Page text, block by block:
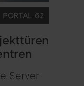
PORTAL 62
Server